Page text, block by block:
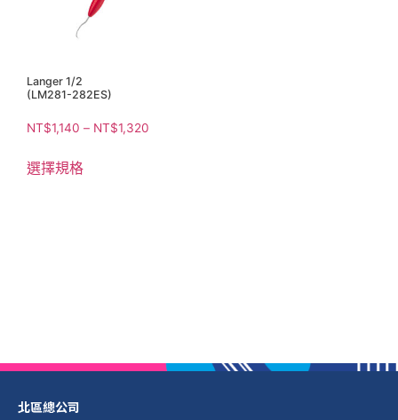
Langer 1/2
(LM281-282ES)
NT$1,140 – NT$1,320
選擇規格
北區總公司